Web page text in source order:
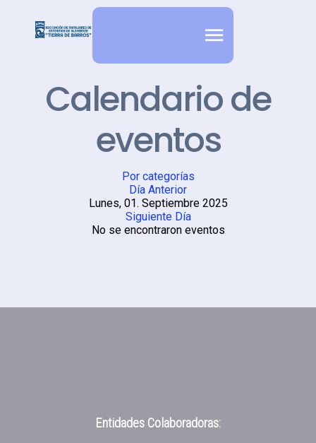
Calendario de
eventos
Por categorías
Día Anterior
Lunes, 01. Septiembre 2025
Siguiente Día
No se encontraron eventos
Entidades Colaboradoras: